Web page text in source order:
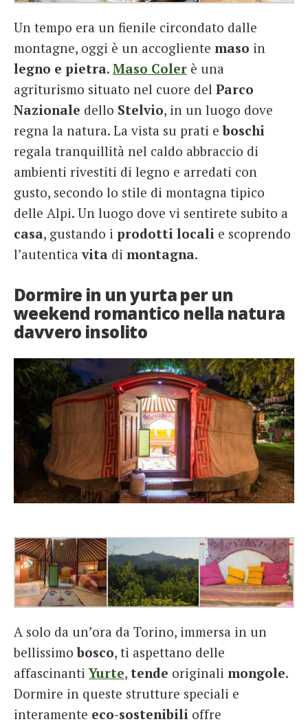
Un tempo era un fienile circondato dalle
montagne, oggi è un accogliente maso in
legno e pietra. Maso Coler è una
agriturismo situato nel cuore del Parco
Nazionale dello Stelvio, in un luogo dove
regna la natura. La vista su prati eboschi
regala tranquillità nel caldo abbraccio di
ambienti rivestiti di legno e arredati con
gusto, secondo lo stile di montagna tipico
delle Alpi. Un luogo dove vi sentirete subito a
casa, gustando i prodotti locali e scoprendo
l’autenticavita di montagna.
Dormire in un yurta per un
weekend romantico nella natura
davvero insolito
A solo da un’ora da Torino, immersa in un
bellissimobosco, ti aspettano delle
affascinantiYurte, tende originali mongole.
Dormire in queste strutture speciali e
interamente eco-sostenibili offre